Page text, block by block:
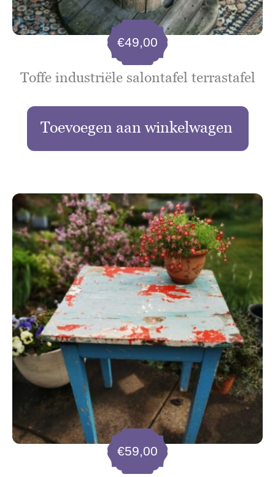
Toffe industriële salontafel terrastafel
€49,00
Toevoegen aan winkelwagen
€59,00